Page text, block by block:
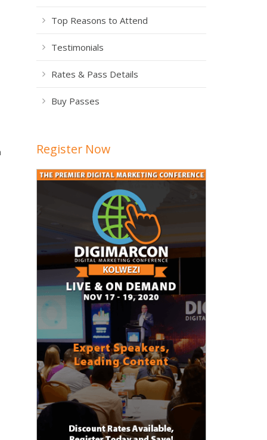
Top Reasons to Attend
Testimonials
Rates & Pass Details
Buy Passes
Register Now